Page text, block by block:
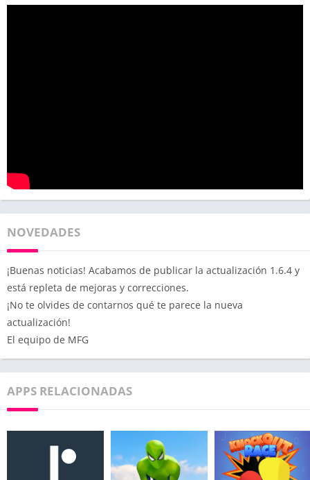
NOVEDADES
¡Buenas noticias! Acabamos de publicar la actualización 1.6.4 y
está repleta de mejoras y correcciones.
¡No te olvides de contarnos qué te parece la nueva
actualización!
El equipo de MFG
APPS RELACIONADAS